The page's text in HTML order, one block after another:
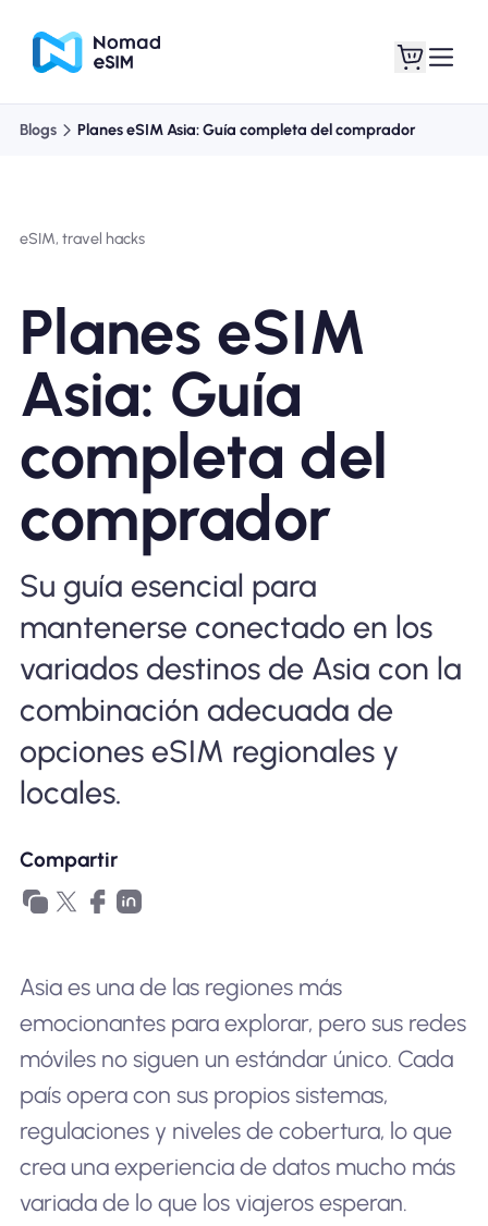
Acerca de eSIM
Por qué la eSIM Nomad
Usando una eSIM
Para negocios
Blogs Planes eSIM Asia: Guía completa del comprador
eSIM, travel hacks
Planes eSIM
Asia: Guía
completa del
comprador
Su guía esencial para
mantenerse conectado en los
variados destinos de Asia con la
combinación adecuada de
opciones eSIM regionales y
locales.
Compartir
Asia es una de las regiones más
emocionantes para explorar, pero sus redes
móviles no siguen un estándar único. Cada
país opera con sus propios sistemas,
regulaciones y niveles de cobertura, lo que
crea una experiencia de datos mucho más
variada de lo que los viajeros esperan.